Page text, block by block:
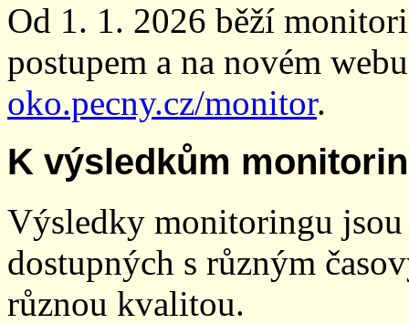
Od 1. 1. 2026 běží
postupem a na novém
oko.pecny.cz/monitor.
K výsledkům
Výsledky monitoringu
dostupných s různým
různou kvalitou.